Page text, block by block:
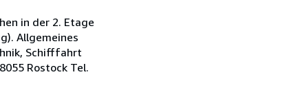
in der 2. Etage
Allgemeines
Schifffahrt
Rostock Tel.